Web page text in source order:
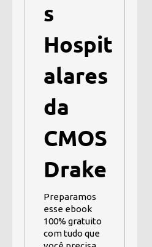
s
Hospit
alares
da
CMOS
Drake
Preparamos
esse ebook
100% gratuito
com tudo que